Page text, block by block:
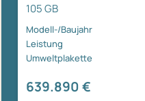
105 GB
Modell-/Baujahr
Leistung
Umweltplakette
639.890 €